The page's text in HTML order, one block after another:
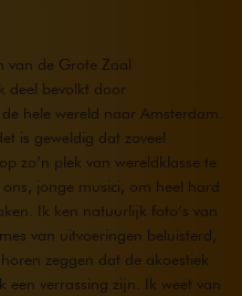
van de Grote Zaal
deel bevolkt door
hele wereld naar Amsterdam.
is geweldig dat zoveel
zo’n plek van wereldklasse te
jonge musici, om heel hard
Ik ken natuurlijk foto’s van
van uitvoeringen beluisterd,
zeggen dat de akoestiek
een verrassing zijn. Ik weet van